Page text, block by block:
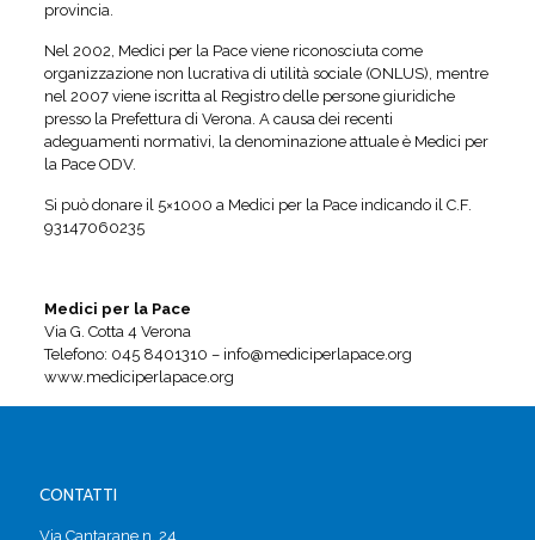
provincia.
Nel 2002, Medici per la Pace viene riconosciuta come
organizzazione non lucrativa di utilità sociale (ONLUS), mentre
nel 2007 viene iscritta al Registro delle persone giuridiche
presso la Prefettura di Verona. A causa dei recenti
adeguamenti normativi, la denominazione attuale è Medici per
la Pace ODV.
Si può donare il 5×1000 a Medici per la Pace indicando il C.F.
93147060235
Medici per la Pace
Via G. Cotta 4 Verona
Telefono: 045 8401310 – info@mediciperlapace.org
www.mediciperlapace.org
CONTATTI
Via Cantarane n. 24